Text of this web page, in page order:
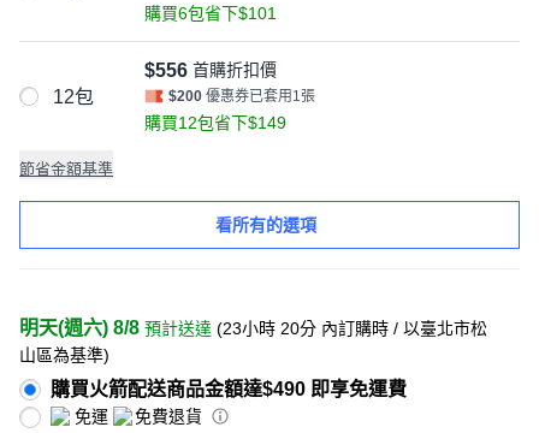
購買6包省下$101
12包
$556 首購折扣價
$200 優惠券已套用1張
購買12包省下$149
節省金額基準
看所有的選項
明天(週六) 8/8 預計送達 (23小時 20分 內訂購時 / 以臺北市松
山區為基準)
購買火箭配送商品金額達$490 即享免運費
免運 免費退貨